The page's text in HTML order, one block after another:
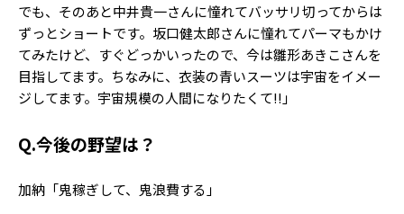
でも、そのあと中井貴一さんに憧れてバッサリ切ってからは
ずっとショートです。坂口健太郎さんに憧れてパーマもかけ
てみたけど、すぐどっかいったので、今は雛形あきこさんを
目指してます。ちなみに、衣装の青いスーツは宇宙をイメー
ジしてます。宇宙規模の人間になりたくて!!」
Q.今後の野望は？
加納「鬼稼ぎして、鬼浪費する」